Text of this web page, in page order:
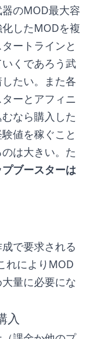
のMOD最大容
したMODを複
ートラインと
くであろう武
たい。また各
ーとアフィニ
なら購入した
値を稼ぐこと
は大きい。た
ブースターは
で要求される
れによりMOD
量に必要にな
入